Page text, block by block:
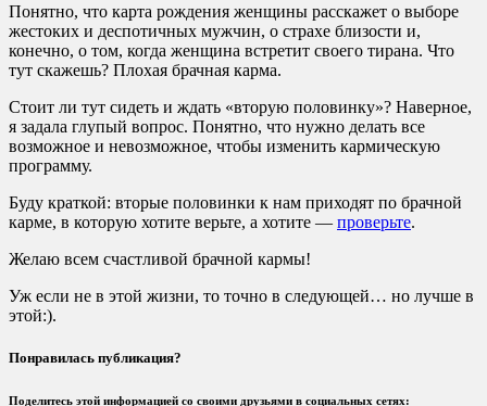
Понятно, что карта рождения женщины расскажет о выборе
жестоких и деспотичных мужчин, о страхе близости и,
конечно, о том, когда женщина встретит своего тирана. Что
тут скажешь? Плохая брачная карма.
Стоит ли тут сидеть и ждать «вторую половинку»? Наверное,
я задала глупый вопрос. Понятно, что нужно делать все
возможное и невозможное, чтобы изменить кармическую
программу.
Буду краткой: вторые половинки к нам приходят по брачной
карме, в которую хотите верьте, а хотите — проверьте.
Желаю всем счастливой брачной кармы!
Уж если не в этой жизни, то точно в следующей… но лучше в
этой:).
Понравилась публикация?
Поделитесь этой информацией со своими друзьями в социальных сетях: